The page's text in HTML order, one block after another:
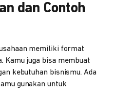
dan Contoh
memiliki format
Kamu juga bisa membuat
kebutuhan bisnismu. Ada
gunakan untuk